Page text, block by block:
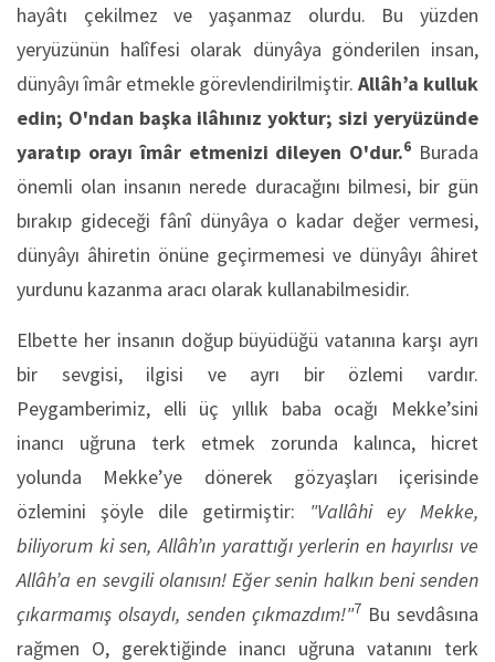
hayâtı çekilmez ve yaşanmaz olurdu. Bu yüzden
yeryüzünün halîfesi olarak dünyâya gönderilen insan,
dünyâyı îmâr etmekle görevlendirilmiştir. Allâh’a kulluk
edin; O'ndan başka ilâhınız yoktur; sizi yeryüzünde
yaratıp orayı îmâr etmenizi dileyen O'dur.6 Burada
önemli olan insanın nerede duracağını bilmesi, bir gün
bırakıp gideceği fânî dünyâya o kadar değer vermesi,
dünyâyı âhiretin önüne geçirmemesi ve dünyâyı âhiret
yurdunu kazanma aracı olarak kullanabilmesidir.
Elbette her insanın doğup büyüdüğü vatanına karşı ayrı
bir sevgisi, ilgisi ve ayrı bir özlemi vardır.
Peygamberimiz, elli üç yıllık baba ocağı Mekke’sini
inancı uğruna terk etmek zorunda kalınca, hicret
yolunda Mekke’ye dönerek gözyaşları içerisinde
özlemini şöyle dile getirmiştir: "Vallâhi ey Mekke,
biliyorum ki sen, Allâh’ın yarattığı yerlerin en hayırlısı ve
Allâh’a en sevgili olanısın! Eğer senin halkın beni senden
çıkarmamış olsaydı, senden çıkmazdım!"7 Bu sevdâsına
rağmen O, gerektiğinde inancı uğruna vatanını terk